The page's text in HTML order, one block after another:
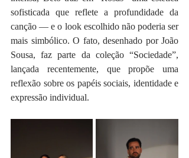
sofisticada que reflete a profundidade da
canção — e o look escolhido não poderia ser
mais simbólico. O fato, desenhado por João
Sousa, faz parte da coleção “Sociedade”,
lançada recentemente, que propõe uma
reflexão sobre os papéis sociais, identidade e
expressão individual.